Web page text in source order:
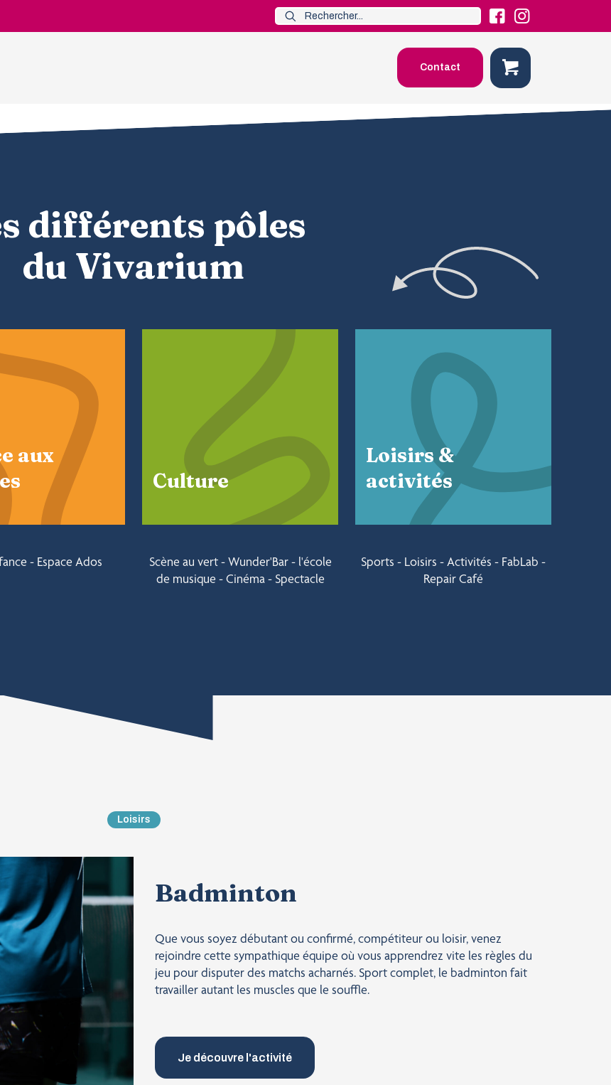
Contact
différents pôles
du Vivarium
aux
- Espace Ados
Culture
Scène au vert - Wunder'Bar - l'école
de musique - Cinéma - Spectacle
Loisirs &
activités
Sports - Loisirs - Activités - FabLab -
Repair Café
Loisirs
Badminton
Que vous soyez débutant ou confirmé, compétiteur ou loisir, venez
rejoindre cette sympathique équipe où vous apprendrez vite les règles du
jeu pour disputer des matchs acharnés. Sport complet, le badminton fait
travailler autant les muscles que le souffle.
Je découvre l'activité